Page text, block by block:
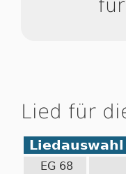
Lied für
Liedauswahl
EG 68